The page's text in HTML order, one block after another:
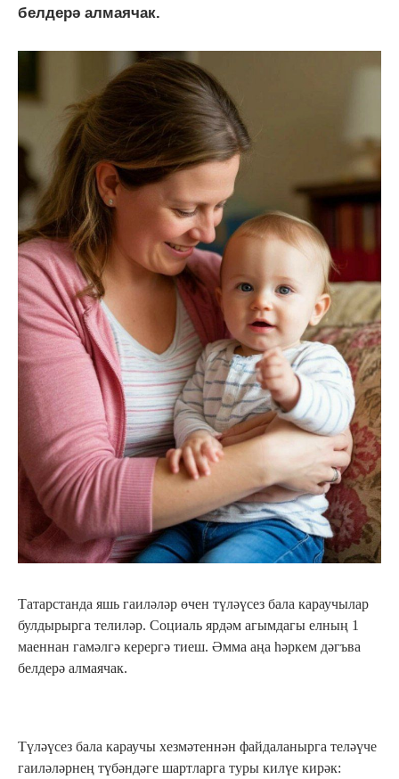
белдерә алмаячак.
Татарстанда яшь гаиләләр өчен түләүсез бала караучылар
булдырырга телиләр. Социаль ярдәм агымдагы елның 1
маеннан гамәлгә керергә тиеш. Әмма аңа һәркем дәгъва
белдерә алмаячак.
Түләүсез бала караучы хезмәтеннән файдаланырга теләүче
гаиләләрнең түбәндәге шартларга туры килүе кирәк: